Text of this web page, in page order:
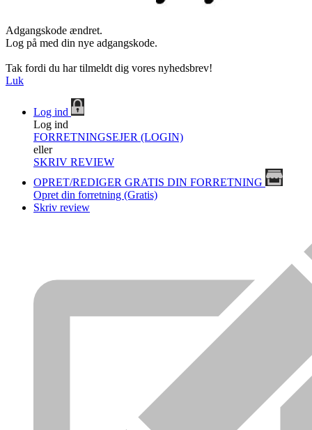
Adgangskode ændret.
Log på med din nye adgangskode.
Tak fordi du har tilmeldt dig vores nyhedsbrev!
Luk
Log ind
Log ind
FORRETNINGSEJER (LOGIN)
eller
SKRIV REVIEW
OPRET/REDIGER GRATIS DIN FORRETNING
Opret din forretning (Gratis)
Skriv review